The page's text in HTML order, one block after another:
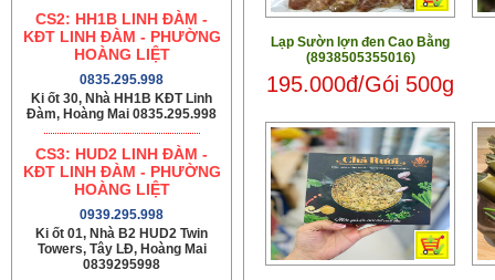
CS2: HH1B LINH ĐÀM -
KĐT LINH ĐÀM - PHƯỜNG
HOÀNG LIỆT
0835.295.998
Ki ốt 30, Nhà HH1B KĐT Linh
Đàm, Hoàng Mai 0835.295.998
CS3: HUD2 LINH ĐÀM -
KĐT LINH ĐÀM - PHƯỜNG
HOÀNG LIỆT
0939.295.998
Ki ốt 01, Nhà B2 HUD2 Twin
Towers, Tây LĐ, Hoàng Mai
0839295998
Lạp Sườn lợn đen Cao Bằng
(8938505355016)
195.000đ/Gói 500g